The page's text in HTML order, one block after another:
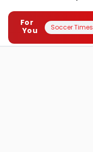
For
You
Soccer Times